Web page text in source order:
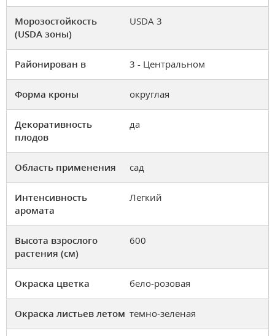
Морозостойкость
(USDA зоны)
USDA 3
Районирован в 3 - Центральном
Форма кроны округлая
Декоративность
плодов
да
Область применения сад
Интенсивность
аромата
Легкий
Высота взрослого
растения (см)
600
Окраска цветка бело-розовая
Окраска листьев летом темно-зеленая